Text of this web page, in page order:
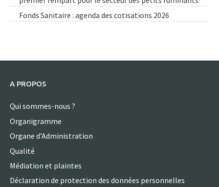
Fonds Sanitaire : agenda des cotisations 2026
A PROPOS
Qui sommes-nous ?
Organigramme
Organe d’Administration
Qualité
Médiation et plaintes
Déclaration de protection des données personnelles